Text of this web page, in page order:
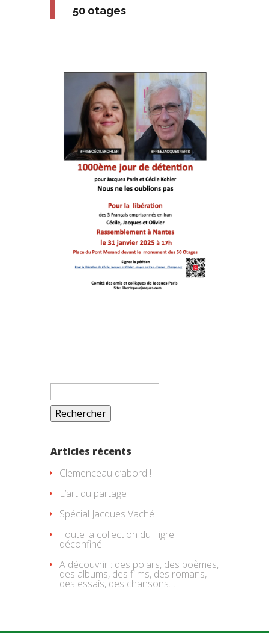
50 otages
Rechercher :
Articles récents
Clemenceau d’abord !
L’art du partage
Spécial Jacques Vaché
Toute la collection du Tigre
déconfiné
A découvrir : des polars, des poèmes,
des albums, des films, des romans,
des essais, des chansons…